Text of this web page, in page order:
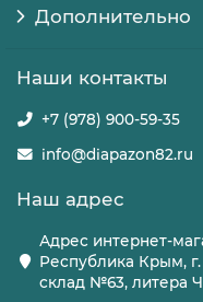
Дополнительно
Наши контакты
+7 (978) 900-59-35
info@diapazon82.ru
Наш адрес
Адрес интернет-
Республика Крым,
склад №63, литера